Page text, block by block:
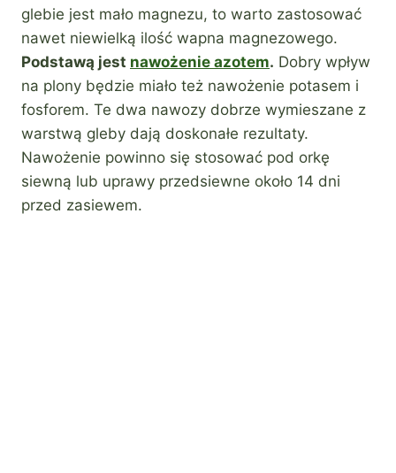
glebie jest mało magnezu, to warto zastosować
nawet niewielką ilość wapna magnezowego.
Podstawą jest nawożenie azotem. Dobry wpływ
na plony będzie miało też nawożenie potasem i
fosforem. Te dwa nawozy dobrze wymieszane z
warstwą gleby dają doskonałe rezultaty.
Nawożenie powinno się stosować pod orkę
siewną lub uprawy przedsiewne około 14 dni
przed zasiewem.